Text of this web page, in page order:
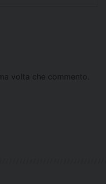
volta che commento.